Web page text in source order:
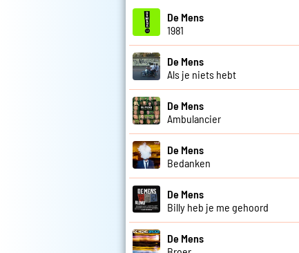
De Mens
1981
De Mens
Als je niets hebt
De Mens
Ambulancier
De Mens
Bedanken
De Mens
Billy heb je me gehoord
De Mens